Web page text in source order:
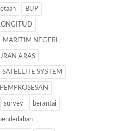
BUP
MARITIM NEGERI
ARAS
SYSTEM
PEMPROSESAN
survey berantai